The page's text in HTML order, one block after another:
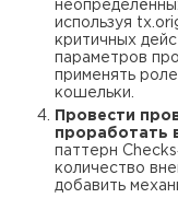
используя
критичных
параметров
применять
кошельки.
Провести
проработать
паттерн
количество
добавить